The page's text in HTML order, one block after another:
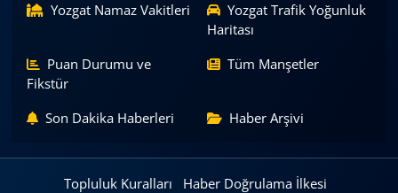
Yozgat Namaz Vakitleri
Yozgat Trafik Yoğunluk
Haritası
Puan Durumu ve
Fikstür
Tüm Manşetler
Son Dakika Haberleri Haber Arşivi
Topluluk Kuralları
Haber Doğrulama İlkesi